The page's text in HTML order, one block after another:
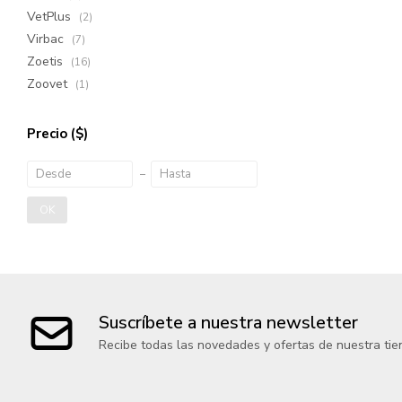
VetPlus (2)
Virbac (7)
Zoetis (16)
Zoovet (1)
Precio ($)
OK
Suscríbete a nuestra newsletter
Recibe todas las novedades y ofertas de nuestra